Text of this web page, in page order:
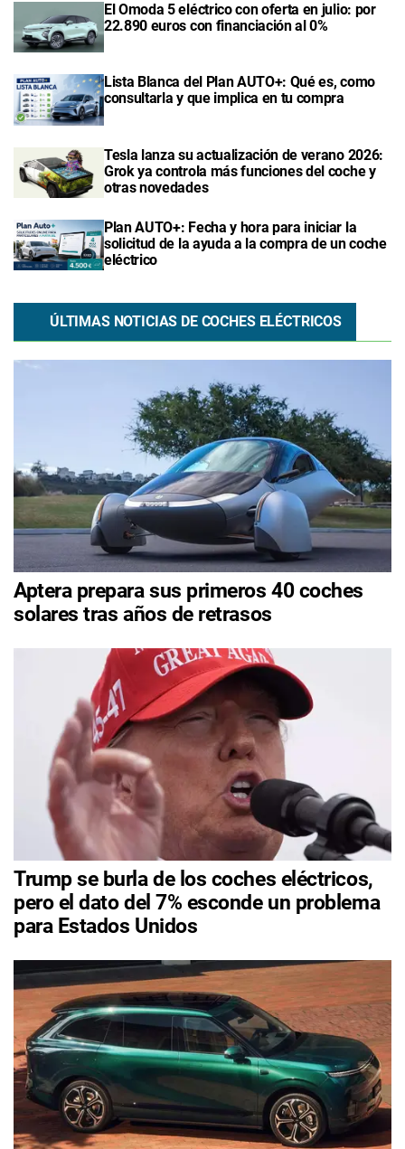
El Omoda 5 eléctrico con oferta en julio: por
22.890 euros con financiación al 0%
Lista Blanca del Plan AUTO+: Qué es, como
consultarla y que implica en tu compra
Tesla lanza su actualización de verano 2026:
Grok ya controla más funciones del coche y
otras novedades
Plan AUTO+: Fecha y hora para iniciar la
solicitud de la ayuda a la compra de un coche
eléctrico
ÚLTIMAS NOTICIAS DE COCHES ELÉCTRICOS
Aptera prepara sus primeros 40 coches
solares tras años de retrasos
Trump se burla de los coches eléctricos,
pero el dato del 7% esconde un problema
para Estados Unidos